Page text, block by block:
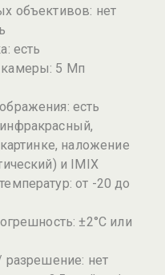
объективов: нет
есть
5 Мп
есть
наложение
и IMIX
от -20 до
±2°C или
разрешение: нет